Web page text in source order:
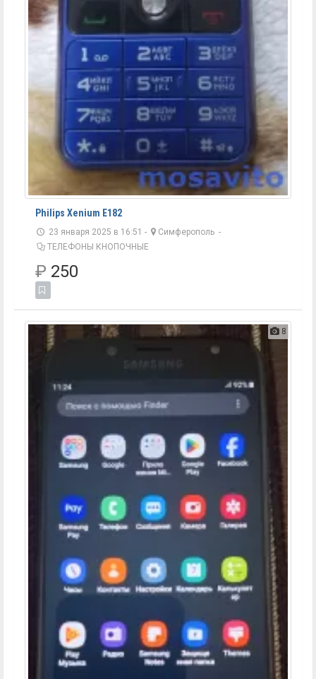
Philips Xenium E182
23 января 2025 в 16:51 - Симферополь -
ТЕЛЕФОНЫ КНОПОЧНЫЕ
₽ 250
8